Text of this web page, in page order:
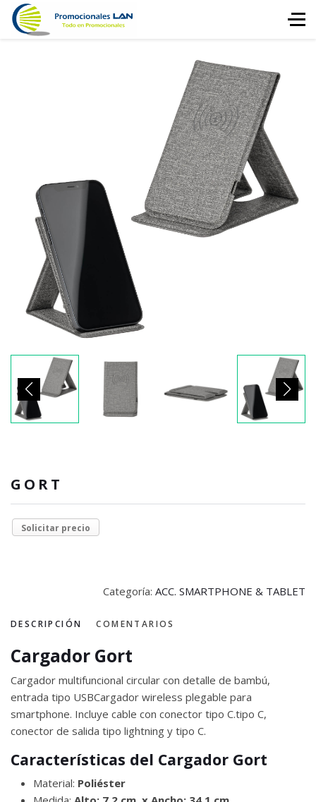
GORT
Solicitar precio
Categoría: ACC. SMARTPHONE & TABLET
DESCRIPCIÓN COMENTARIOS
Cargador Gort
Cargador multifuncional circular con detalle de bambú,
entrada tipo USBCargador wireless plegable para
smartphone. Incluye cable con conector tipo C.tipo C,
conector de salida tipo lightning y tipo C.
Características del Cargador Gort
Material: Poliéster